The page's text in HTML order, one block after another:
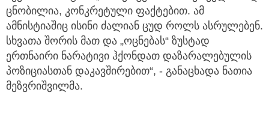
ცნობილია, კონკრეტული ფაქტებით. ამ
ამნისტიაშიც ისინი ძალიან ცუდ როლს ასრულებენ.
სხვათა შორის მათ და „ოცნებას“ ზუსტად
ერთნაირი ნარატივი ჰქონდათ დაზარალებულის
პოზიციასთან დაკავშირებით“, - განაცხადა ნათია
მეზვრიშვილმა.